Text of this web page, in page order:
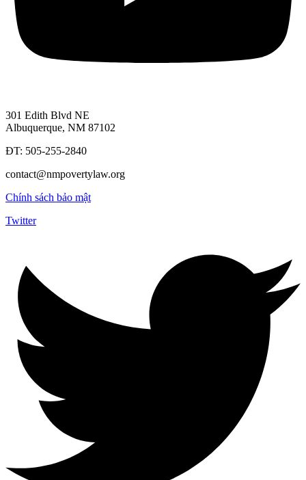
301 Edith Blvd NE
Albuquerque, NM 87102
ĐT: 505-255-2840
contact@nmpovertylaw.org
Chính sách bảo mật
Twitter